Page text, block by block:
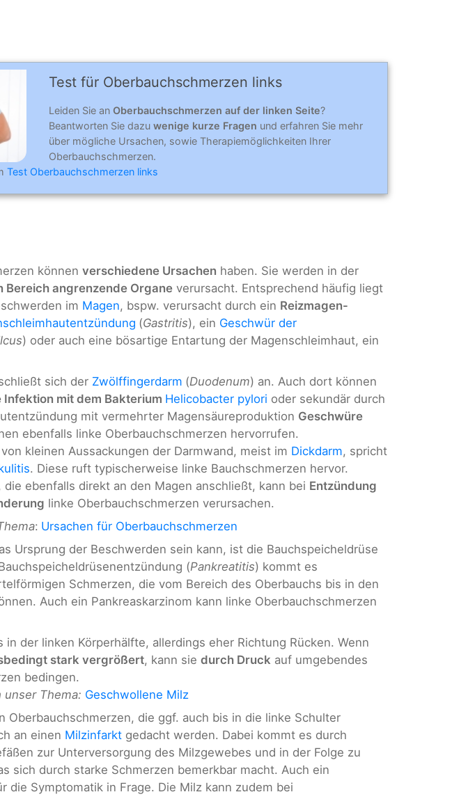
Test für Ober­bauch­schmer­zen links
Leiden Sie an Oberbauchschmerzen auf der linken Seite?
Beantworten Sie dazu wenige kurze Fragen und erfahren Sie mehr
über mögliche Ursachen, sowie Therapiemöglichkeiten Ihrer
Oberbauchschmerzen.
Test Oberbauchschmerzen links
können verschiedene Ursachen haben. Sie werden in der
Bereich angrenzende Organe verursacht. Entsprechend häufig liegt
im Magen, bspw. verursacht durch ein Reizmagen-
(Gastritis), ein Geschwür der
) oder auch eine bösartige Entartung der Magenschleimhaut, ein
sich der Zwölffingerdarm (Duodenum) an. Auch dort können
Infektion mit dem Bakterium Helicobacter pylori oder sekundär durch
mit vermehrter Magensäureproduktion Geschwüre
ebenfalls linke Oberbauchschmerzen hervorrufen.
kleinen Aussackungen der Darmwand, meist im Dickdarm, spricht
. Diese ruft typischerweise linke Bauchschmerzen hervor.
, die ebenfalls direkt an den Magen anschließt, kann bei Entzündung
linke Oberbauchschmerzen verursachen.
: Ursachen für Oberbauchschmerzen
Ursprung der Beschwerden sein kann, ist die Bauchspeicheldrüse
(Pankreatitis) kommt es
Schmerzen, die vom Bereich des Oberbauchs bis in den
Auch ein Pankreaskarzinom kann linke Oberbauchschmerzen
in der linken Körperhälfte, allerdings eher Richtung Rücken. Wenn
stark vergrößert, kann sie durch Druck auf umgebendes
bedingen.
unser Thema: Geschwollene Milz
Oberbauchschmerzen, die ggf. auch bis in die linke Schulter
an einen Milzinfarkt ​​​​​​​gedacht werden. Dabei kommt es durch
zur Unterversorgung des Milzgewebes und in der Folge zu
sich durch starke Schmerzen bemerkbar macht. Auch ein
die Symptomatik in Frage. Die Milz kann zudem bei